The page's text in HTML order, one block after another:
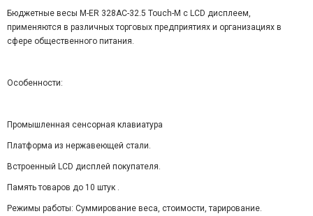
Бюджетные весы M-ER 328AC-32.5 Touch-M с LCD дисплеем,
применяются в различных торговых предприятиях и организациях в
сфере общественного питания.
Особенности:
Промышленная сенсорная клавиатура
Платформа из нержавеющей стали.
Встроенный LCD дисплей покупателя.
Память товаров до 10 штук .
Режимы работы: Суммирование веса, стоимости, тарирование.